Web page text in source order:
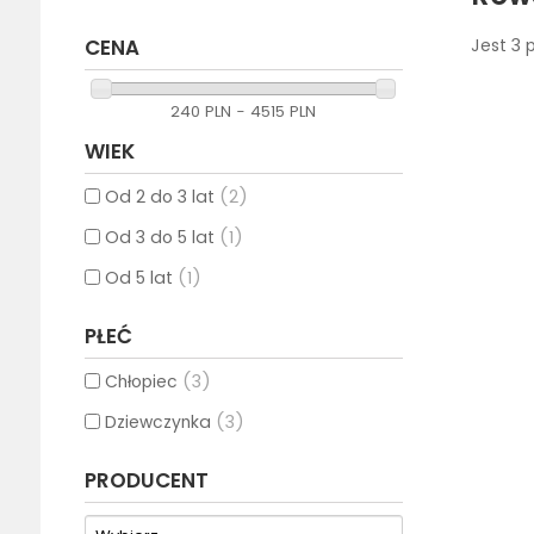
CENA
240 PLN - 4515 PLN
WIEK
Od 2 do 3 lat (2)
Od 3 do 5 lat (1)
Od 5 lat (1)
PŁEĆ
Chłopiec (3)
Dziewczynka (3)
PRODUCENT
Jest 3